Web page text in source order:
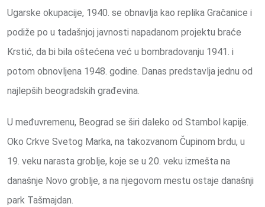
Ugarske okupacije, 1940. se obnavlja kao replika Gračanice i
podiže po u tadašnjoj javnosti napadanom projektu braće
Krstić, da bi bila oštećena već u bombradovanju 1941. i
potom obnovljena 1948. godine. Danas predstavlja jednu od
najlepših beogradskih građevina.
U međuvremenu, Beograd se širi daleko od Stambol kapije.
Oko Crkve Svetog Marka, na takozvanom Čupinom brdu, u
19. veku narasta groblje, koje se u 20. veku izmešta na
današnje Novo groblje, a na njegovom mestu ostaje današnji
park Tašmajdan.